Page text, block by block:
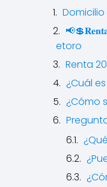
etoro
Renta
¿Cuál
¿Cómo